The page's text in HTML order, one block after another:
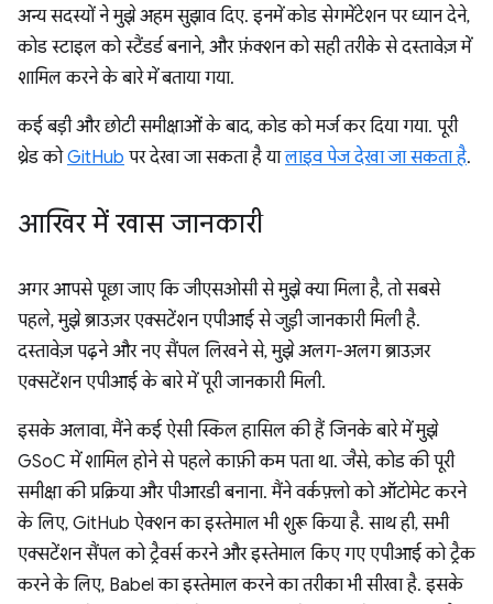
अन्य सदस्यों ने मुझे अहम सुझाव दिए. इनमें कोड सेगमेंटेशन पर ध्यान देने,
कोड स्टाइल को स्टैंडर्ड बनाने, और फ़ंक्शन को सही तरीके से दस्तावेज़ में
शामिल करने के बारे में बताया गया.
कई बड़ी और छोटी समीक्षाओं के बाद, कोड को मर्ज कर दिया गया. पूरी
थ्रेड कोGitHub पर देखा जा सकता है यालाइव पेज देखा जा सकता है.
आखिर में खास जानकारी
अगर आपसे पूछा जाए कि जीएसओसी से मुझे क्या मिला है, तो सबसे
पहले, मुझे ब्राउज़र एक्सटेंशन एपीआई से जुड़ी जानकारी मिली है.
दस्तावेज़ पढ़ने और नए सैंपल लिखने से, मुझे अलग-अलग ब्राउज़र
एक्सटेंशन एपीआई के बारे में पूरी जानकारी मिली.
इसके अलावा, मैंने कई ऐसी स्किल हासिल की हैं जिनके बारे में मुझे
GSoC में शामिल होने से पहले काफ़ी कम पता था. जैसे, कोड की पूरी
समीक्षा की प्रक्रिया और पीआरडी बनाना. मैंने वर्कफ़्लो को ऑटोमेट करने
के लिए, GitHub ऐक्शन का इस्तेमाल भी शुरू किया है. साथ ही, सभी
एक्सटेंशन सैंपल को ट्रैवर्स करने और इस्तेमाल किए गए एपीआई को ट्रैक
करने के लिए, Babel का इस्तेमाल करने का तरीका भी सीखा है. इसके